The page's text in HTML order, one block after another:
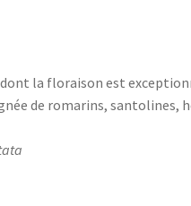
la floraison est
de romarins, santolines,